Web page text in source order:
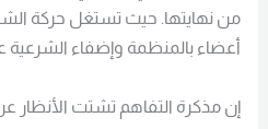
من نهايتها. حيث تستغل حركة
أعضاء بالمنظمة وإضفاء الشرعية
إن مذكرة التفاهم تشتت الأنظار